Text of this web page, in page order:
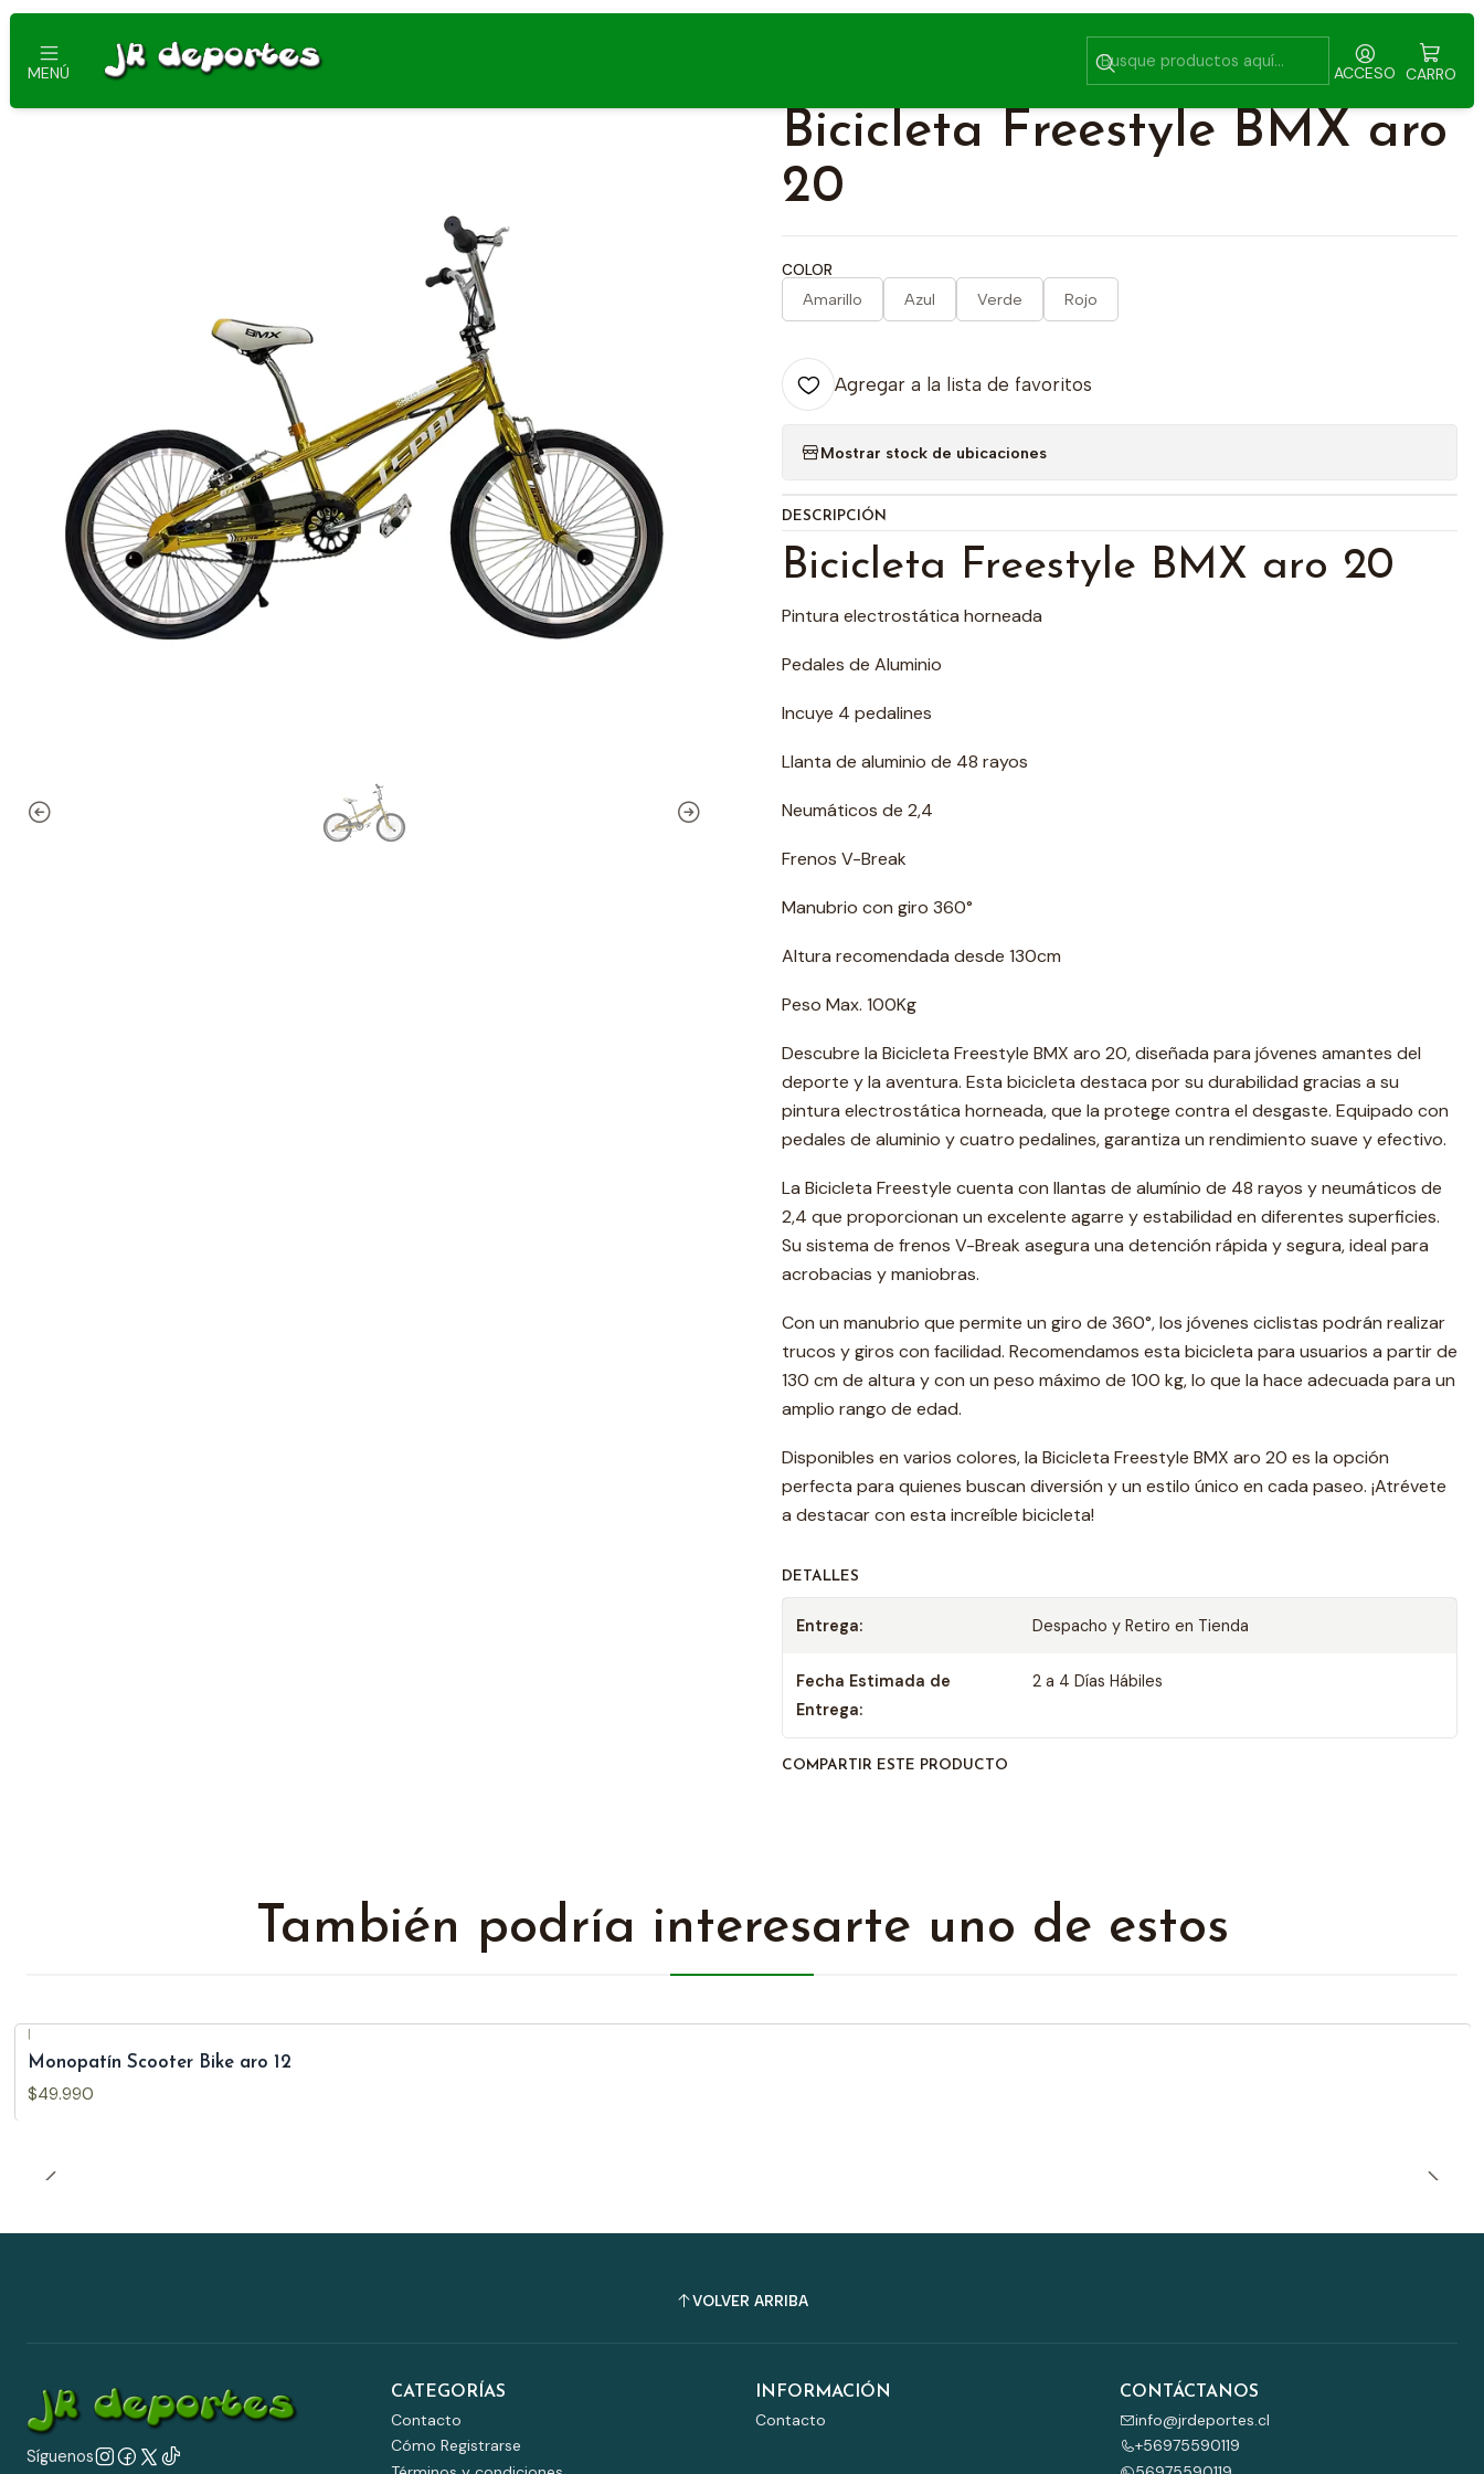
MENÚ ACCESO CARRO
Bicicleta Freestyle BMX aro
20
COLOR
Amarillo Azul Verde Rojo
Agregar a la lista de favoritos
Mostrar stock de ubicaciones
DESCRIPCIÓN
Bicicleta Freestyle BMX aro 20
Pintura electrostática horneada
Pedales de Aluminio
Incuye 4 pedalines
Llanta de aluminio de 48 rayos
Neumáticos de 2,4
Frenos V-Break
Manubrio con giro 360°
Altura recomendada desde 130cm
Peso Max. 100Kg
Descubre la Bicicleta Freestyle BMX aro 20, diseñada para jóvenes amantes del
deporte y la aventura. Esta bicicleta destaca por su durabilidad gracias a su
pintura electrostática horneada, que la protege contra el desgaste. Equipado con
pedales de aluminio y cuatro pedalines, garantiza un rendimiento suave y efectivo.
La Bicicleta Freestyle cuenta con llantas de alumínio de 48 rayos y neumáticos de
2,4 que proporcionan un excelente agarre y estabilidad en diferentes superficies.
Su sistema de frenos V-Break asegura una detención rápida y segura, ideal para
acrobacias y maniobras.
Con un manubrio que permite un giro de 360°, los jóvenes ciclistas podrán realizar
trucos y giros con facilidad. Recomendamos esta bicicleta para usuarios a partir de
130 cm de altura y con un peso máximo de 100 kg, lo que la hace adecuada para un
amplio rango de edad.
Disponibles en varios colores, la Bicicleta Freestyle BMX aro 20 es la opción
perfecta para quienes buscan diversión y un estilo único en cada paseo. ¡Atrévete
a destacar con esta increíble bicicleta!
DETALLES
Entrega: Despacho y Retiro en Tienda
Fecha Estimada de
Entrega:
2 a 4 Días Hábiles
COMPARTIR ESTE PRODUCTO
También podría interesarte uno de estos
Agotado
|
Monopatín Scooter Bike aro 12
$49.990
VOLVER ARRIBA
Síguenos
CATEGORÍAS
Contacto
Cómo Registrarse
INFORMACIÓN
Contacto
CONTÁCTANOS
info@jrdeportes.cl
+56975590119